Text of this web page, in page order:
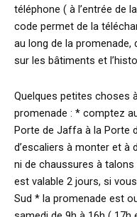
téléphone ( à l’entrée de
code permet de la
au long de la promenade,
sur les bâtiments et
Quelques petites choses
promenade : * comptez
Porte de Jaffa à la Porte
d’escaliers à monter et à
ni de chaussures à
est valable 2 jours, si
Sud * la promenade est